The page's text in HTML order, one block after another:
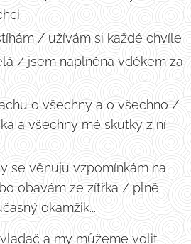
/ užívám si každé chvíle
/ jsem naplněna vděkem za
o všechny a o všechno /
a všechny mé skutky z ní
se věnuju vzpomínkám na
obavám ze zítřka / plně
okamžik...
a my můžeme volit